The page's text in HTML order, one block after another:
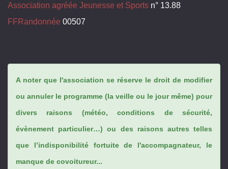
Association agréée Jeunesse et Sports n° 13.88
FFRandonnée 00507
A noter que l'association se réserve le droit de modifier
ou annuler le programme (la veille ou le jour même) pour
divers raisons (météo, conditions de sécurité,
évènement particulier…) ou des raisons autres telles
que l’indisponibilité fortuite de l'accompagnateur, le
manque de covoitureur...